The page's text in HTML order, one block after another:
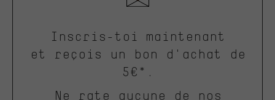
Inscris-toi maintenant
et reçois un bon d'achat de
5€*.
Ne rate aucune de nos